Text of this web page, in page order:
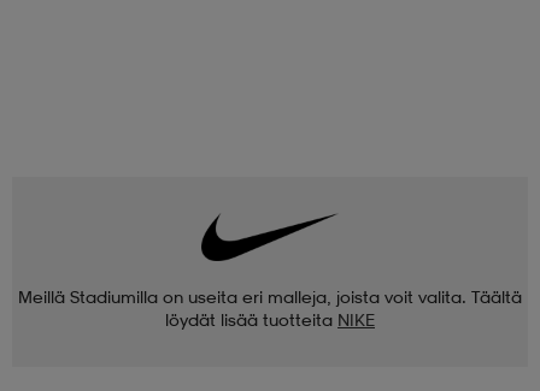
Meillä Stadiumilla on useita eri malleja, joista voit valita. Täältä
löydät lisää tuotteita NIKE